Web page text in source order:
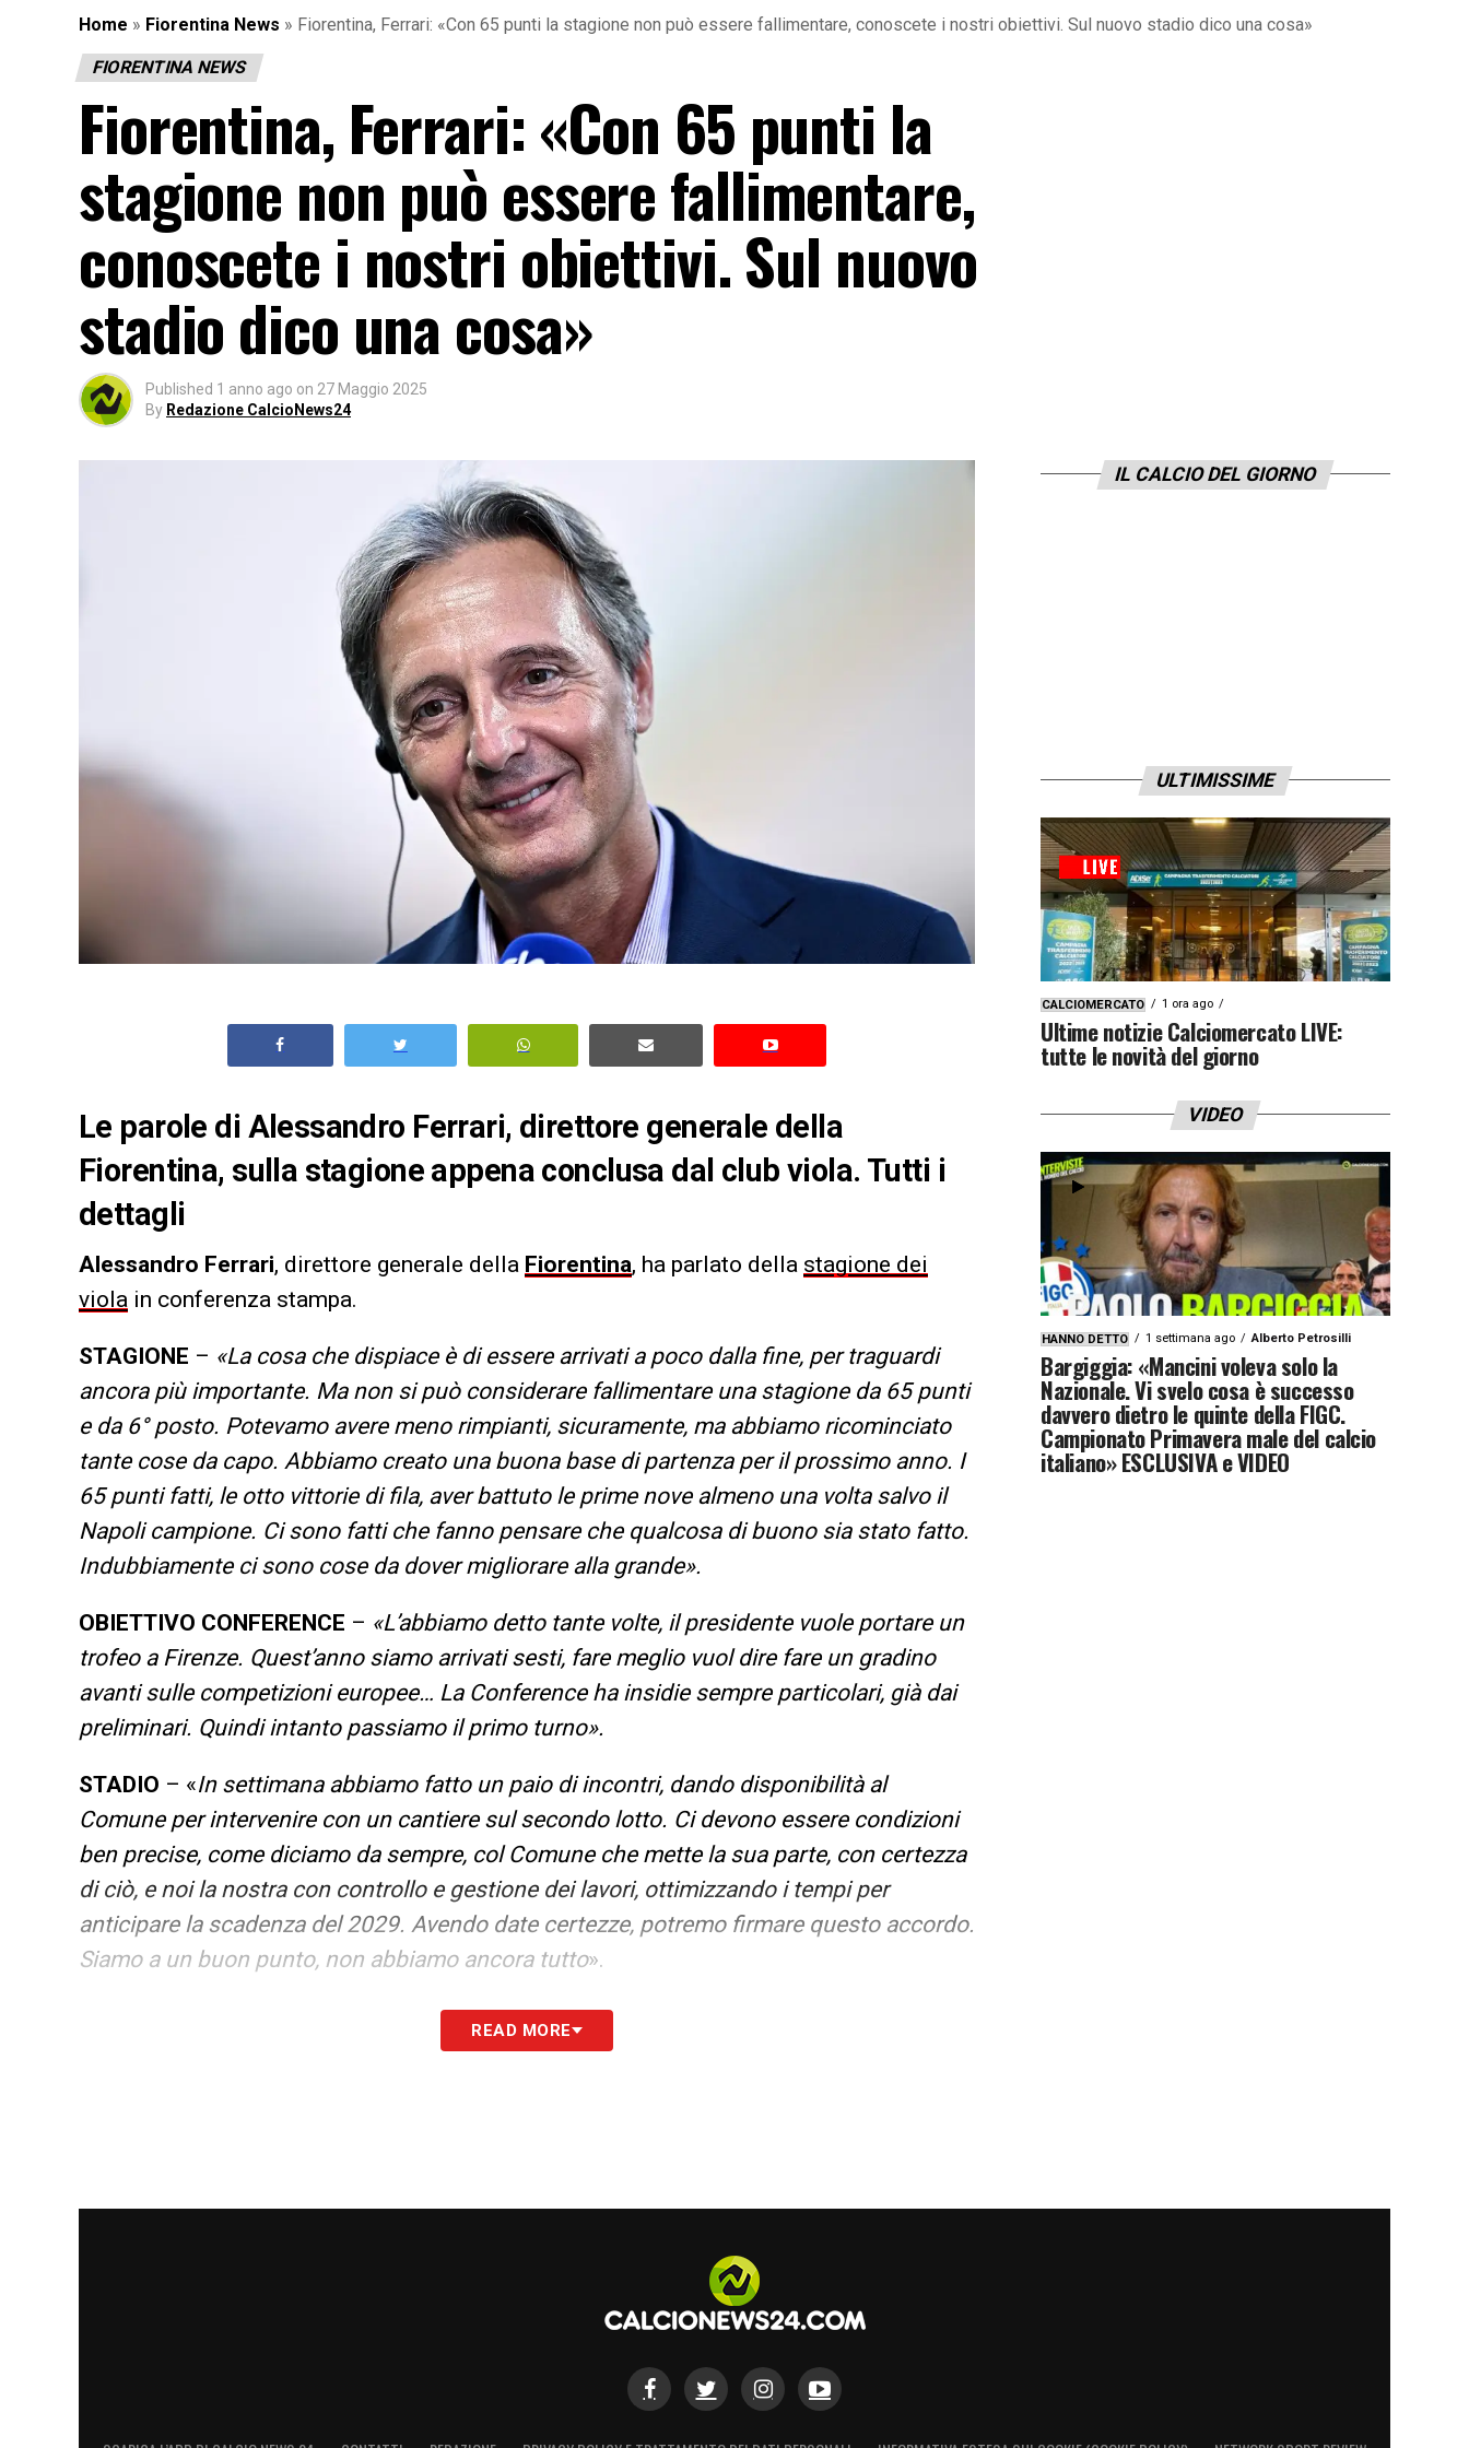
Home » Fiorentina News » Fiorentina, Ferrari: «Con 65 punti la stagione non può essere fallimentare, conoscete i nostri obiettivi. Sul nuovo stadio dico una cosa»
FIORENTINA NEWS
Fiorentina, Ferrari: «Con 65 punti la
stagione non può essere fallimentare,
conoscete i nostri obiettivi. Sul nuovo
stadio dico una cosa»
Published 1 anno ago on 27 Maggio 2025
By Redazione CalcioNews24
Le parole di Alessandro Ferrari, direttore generale della
Fiorentina, sulla stagione appena conclusa dal club viola. Tutti i
dettagli
Alessandro Ferrari, direttore generale della Fiorentina, ha parlato della stagione dei
viola in conferenza stampa.
STAGIONE – «La cosa che dispiace è di essere arrivati a poco dalla fine, per traguardi
ancora più importante. Ma non si può considerare fallimentare una stagione da 65 punti
e da 6° posto. Potevamo avere meno rimpianti, sicuramente, ma abbiamo ricominciato
tante cose da capo. Abbiamo creato una buona base di partenza per il prossimo anno. I
65 punti fatti, le otto vittorie di fila, aver battuto le prime nove almeno una volta salvo il
Napoli campione. Ci sono fatti che fanno pensare che qualcosa di buono sia stato fatto.
Indubbiamente ci sono cose da dover migliorare alla grande».
OBIETTIVO CONFERENCE – «L’abbiamo detto tante volte, il presidente vuole portare un
trofeo a Firenze. Quest’anno siamo arrivati sesti, fare meglio vuol dire fare un gradino
avanti sulle competizioni europee… La Conference ha insidie sempre particolari, già dai
preliminari. Quindi intanto passiamo il primo turno».
STADIO – «In settimana abbiamo fatto un paio di incontri, dando disponibilità al
Comune per intervenire con un cantiere sul secondo lotto. Ci devono essere condizioni
ben precise, come diciamo da sempre, col Comune che mette la sua parte, con certezza
di ciò, e noi la nostra con controllo e gestione dei lavori, ottimizzando i tempi per
anticipare la scadenza del 2029. Avendo date certezze, potremo firmare questo accordo.
Siamo a un buon punto, non abbiamo ancora tutto».
Qualcosa che cresce, nel tempo. Vuol dire mettere un tassello dopo
l’altro come abbiamo fatto. Non ci nascondiamo dietro un forte dispiacere, che abbiamo
riuscire a prenderle per quello che possono servire. Un po’ di pepe va messo a chiunque,
READ MORE
IL CALCIO DEL GIORNO
ULTIMISSIME
CALCIOMERCATO 1 ora ago
Ultime notizie Calciomercato LIVE:
tutte le novità del giorno
VIDEO
HANNO DETTO 1 settimana ago Alberto Petrosilli
Bargiggia: «Mancini voleva solo la
Nazionale. Vi svelo cosa è successo
davvero dietro le quinte della FIGC.
Campionato Primavera male del calcio
italiano» ESCLUSIVA e VIDEO